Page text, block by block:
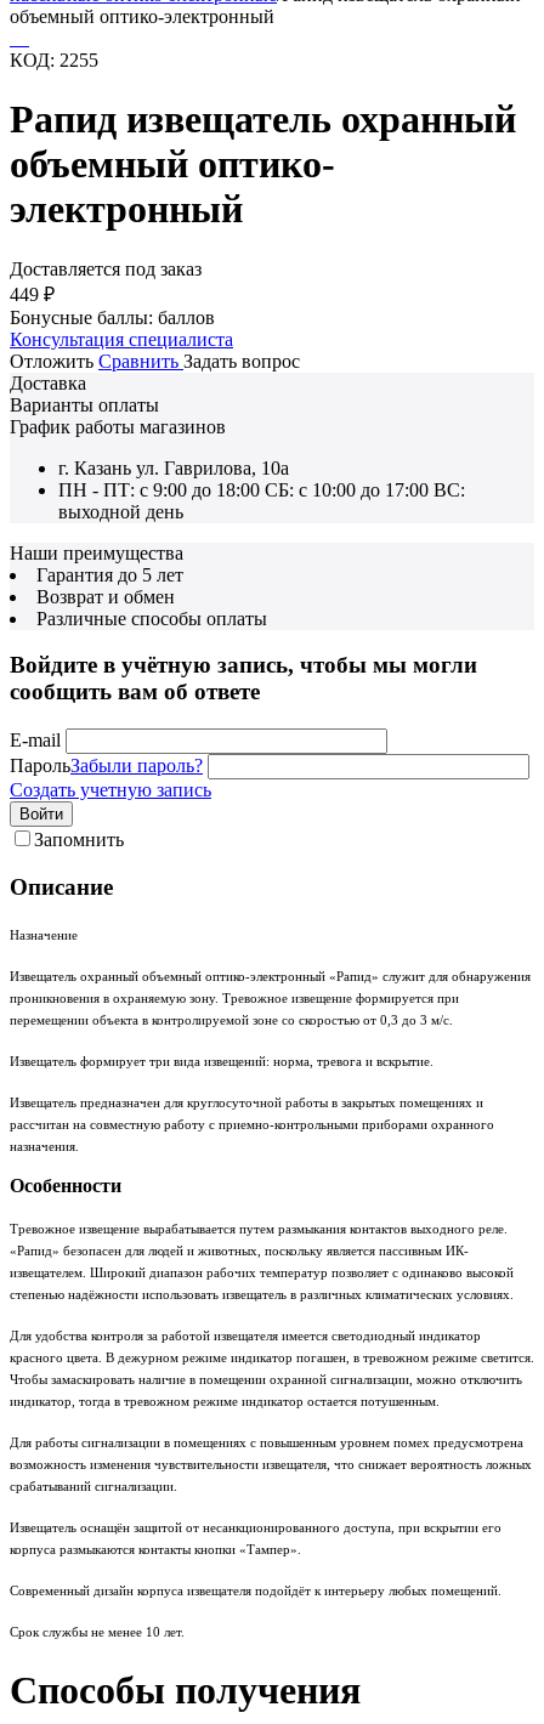
объемный оптико-электронный
КОД: 2255
Рапид извещатель охранный
объемный оптико-
электронный
Доставляется под заказ
449 ₽
Бонусные баллы: баллов
Консультация специалиста
Отложить Сравнить Задать вопрос
Доставка
Варианты оплаты
График работы магазинов
г. Казань ул. Гаврилова, 10а
ПН - ПТ: с 9:00 до 18:00 СБ: с 10:00 до 17:00 ВС:
выходной день
Наши преимущества
Гарантия до 5 лет
Возврат и обмен
Различные способы оплаты
Войдите в учётную запись, чтобы мы могли
сообщить вам об ответе
E-mail
ПарольЗабыли пароль?
Создать учетную запись
Войти
Запомнить
Описание
Назначение
Извещатель охранный объемный оптико-электронный «Рапид» служит для обнаружения
проникновения в охраняемую зону. Тревожное извещение формируется при
перемещении объекта в контролируемой зоне со скоростью от 0,3 до 3 м/с.
Извещатель формирует три вида извещений: норма, тревога и вскрытие.
Извещатель предназначен для круглосуточной работы в закрытых помещениях и
рассчитан на совместную работу с приемно-контрольными приборами охранного
назначения.
Особенности
Тревожное извещение вырабатывается путем размыкания контактов выходного реле.
«Рапид» безопасен для людей и животных, поскольку является пассивным ИК-
извещателем. Широкий диапазон рабочих температур позволяет с одинаково высокой
степенью надёжности использовать извещатель в различных климатических условиях.
Для удобства контроля за работой извещателя имеется светодиодный индикатор
красного цвета. В дежурном режиме индикатор погашен, в тревожном режиме светится.
Чтобы замаскировать наличие в помещении охранной сигнализации, можно отключить
индикатор, тогда в тревожном режиме индикатор остается потушенным.
Для работы сигнализации в помещениях с повышенным уровнем помех предусмотрена
возможность изменения чувствительности извещателя, что снижает вероятность ложных
срабатываний сигнализации.
Извещатель оснащён защитой от несанкционированного доступа, при вскрытии его
корпуса размыкаются контакты кнопки «Тампер».
Современный дизайн корпуса извещателя подойдёт к интерьеру любых помещений.
Срок службы не менее 10 лет.
Способы получения